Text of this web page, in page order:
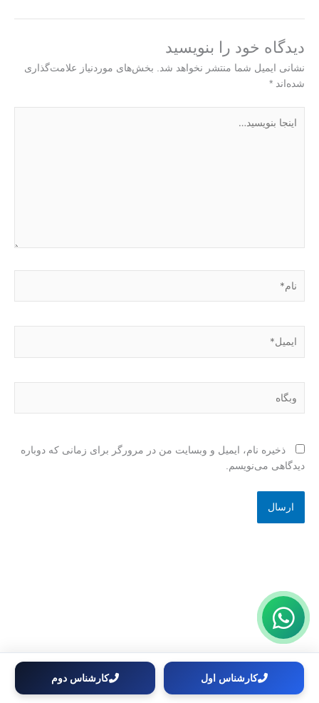
دیدگاه‌ خود را بنویسید
نشانی ایمیل شما منتشر نخواهد شد. بخش‌های موردنیاز علامت‌گذاری
شده‌اند *
بنویسید…
ذخیره نام، ایمیل و وبسایت من در مرورگر برای زمانی که دوباره
دیدگاهی می‌نویسم.
کارشناس اول کارشناس دوم